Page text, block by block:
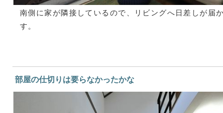
南側に家が隣接しているので、リビングへ日差しが届
す。
部屋の仕切りは要らなかったかな